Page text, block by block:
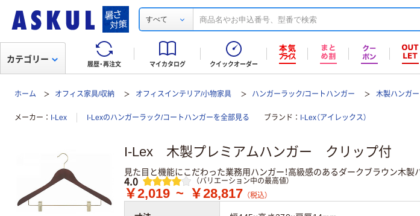
すべて
履歴・再注文 マイカタログ クイックオーダー
カテゴリー
ホーム オフィス家具/収納 オフィスインテリア/小物家具 ハンガーラック/コートハンガー 木製ハンガー
メーカー I-Lex I-Lexのハンガーラック/コートハンガーを全部見る ブランド I-Lex（アイレックス）
I-Lex 木製プレミアムハンガー クリップ付
見た目と機能にこだわった業務用ハンガー！高級感のあるダークブラウン木製
レビュー
4.0 （バリエーション中の最高値）
￥2,019 ~ ￥28,817 （税込）